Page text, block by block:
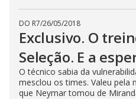
DO R7/26/05/2018
Exclusivo. O
Seleção. E a
O técnico sabia da
mesclou os times. Valeu pela
que Neymar tomou de